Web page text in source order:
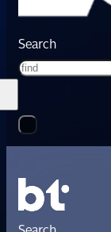
Search